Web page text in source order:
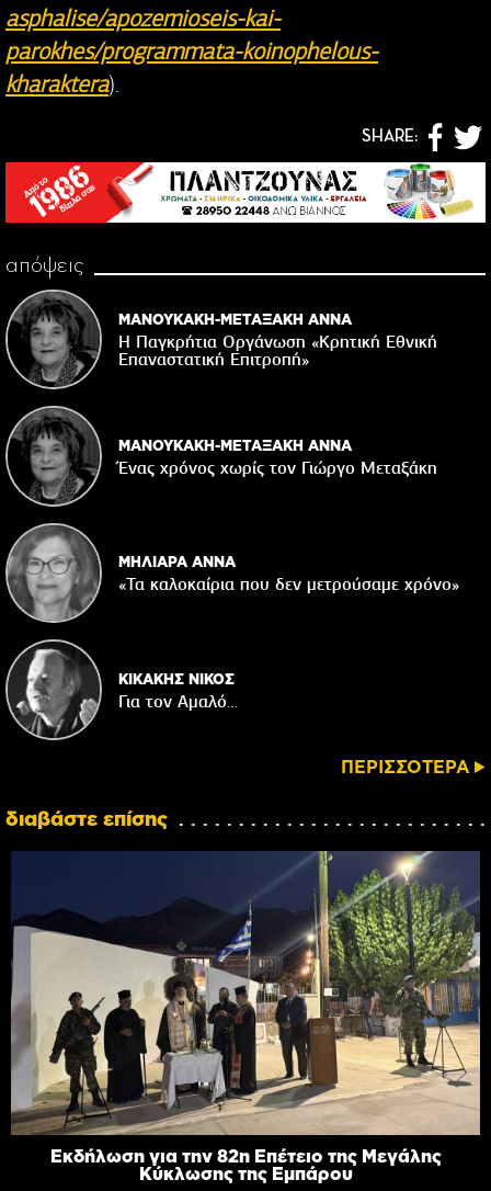
asphalise/apozemioseis-kai-
parokhes/programmata-koinophelous-
kharaktera).
SHARE:
απόψεις
ΜΑΝΟΥΚΑΚΗ-ΜΕΤΑΞΑΚΗ ΑΝΝΑ
Η Παγκρήτια Οργάνωση «Κρητική Εθνική
Επαναστατική Eπιτροπή»
ΜΑΝΟΥΚΑΚΗ-ΜΕΤΑΞΑΚΗ ΑΝΝΑ
Ένας χρόνος χωρίς τον Γιώργο Μεταξάκη
ΜΗΛΙΑΡΑ ΑΝΝΑ
«Τα καλοκαίρια που δεν μετρούσαμε χρόνο»
ΚΙΚΑΚΗΣ ΝΙΚΟΣ
Για τον Αμαλό…
ΠΕΡΙΣΣΟΤΕΡΑ
διαβάστε επίσης
Εκδήλωση για την 82η Επέτειο της Μεγάλης
Κύκλωσης της Εμπάρου